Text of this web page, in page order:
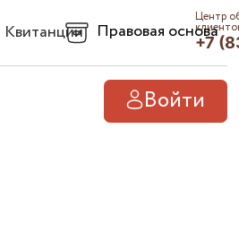
Квитанции Правовая основа
Центр
+7
Войти